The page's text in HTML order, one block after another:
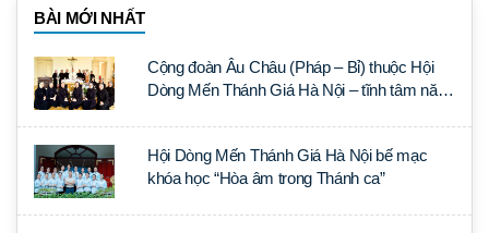
BÀI MỚI NHẤT
Cộng đoàn Âu Châu (Pháp – Bỉ) thuộc Hội
Dòng Mến Thánh Giá Hà Nội – tĩnh tâm năm
Hội Dòng Mến Thánh Giá Hà Nội bế mạc
khóa học “Hòa âm trong Thánh ca”